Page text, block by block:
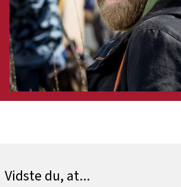
Vidste du, at...